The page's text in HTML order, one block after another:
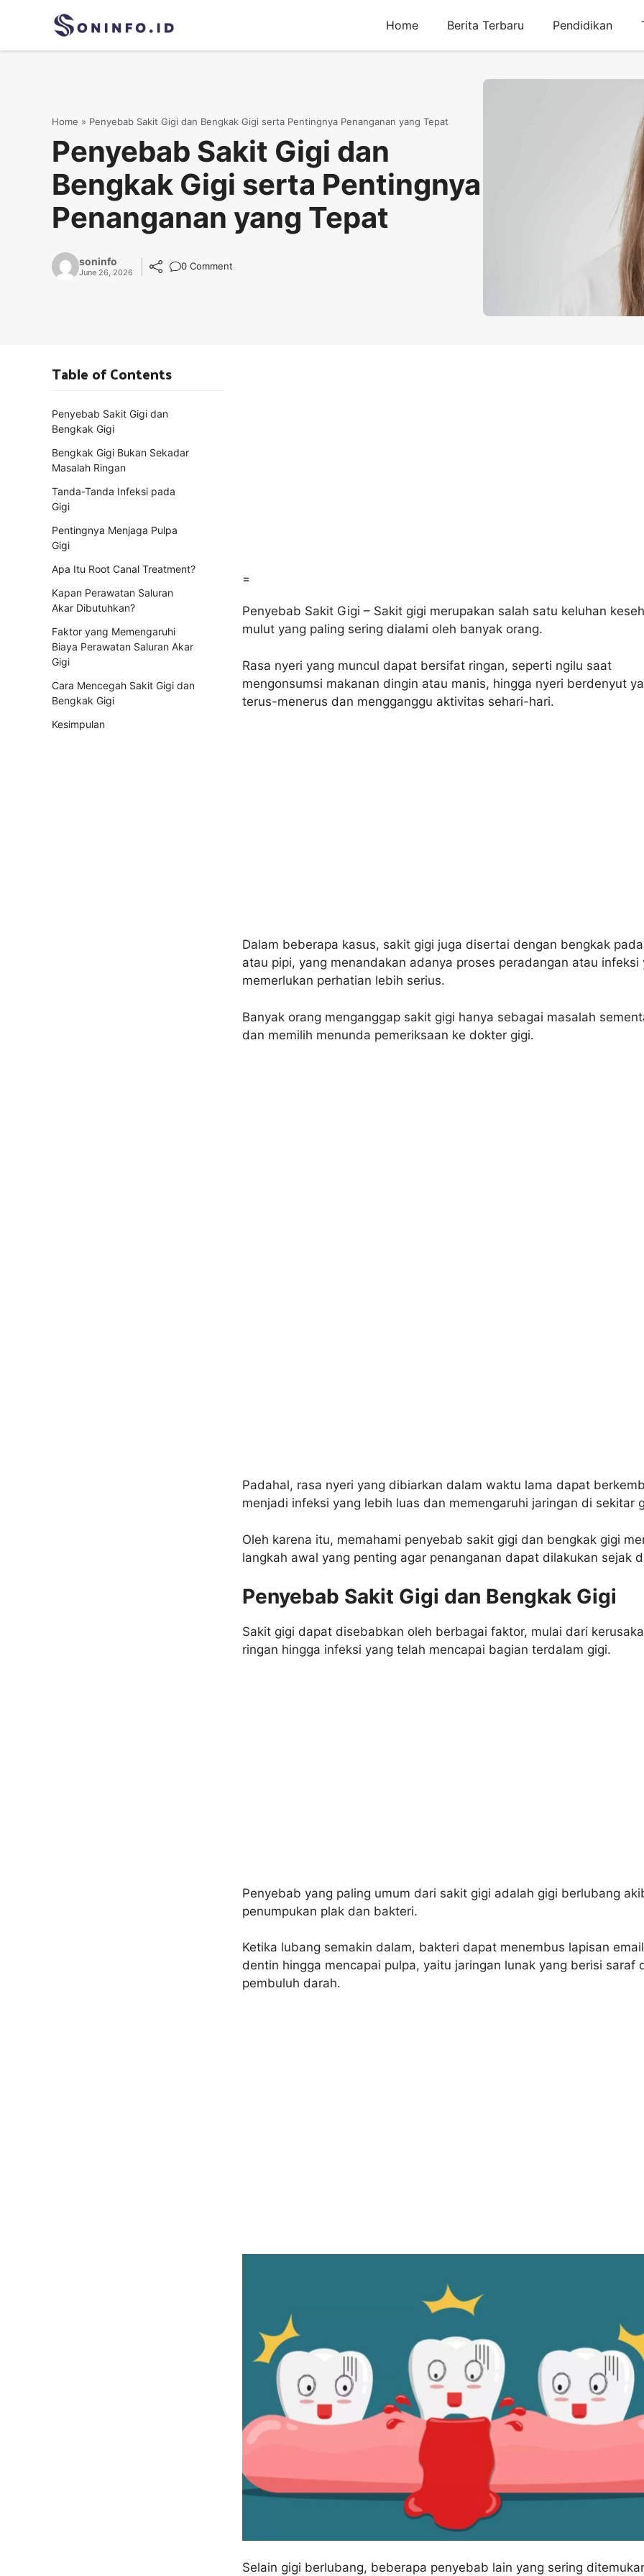
Home Berita Terbaru Pendidikan
Home » Penyebab Sakit Gigi dan Bengkak Gigi serta Pentingnya Penanganan yang Tepat
Penyebab Sakit Gigi dan
Bengkak Gigi serta Pentingnya
Penanganan yang Tepat
soninfo
June 26, 2026
0 Comment
=
Penyebab Sakit Gigi – Sakit gigi merupakan salah satu keluhan
mulut yang paling sering dialami oleh banyak orang.
Rasa nyeri yang muncul dapat bersifat ringan, seperti ngilu saat
mengonsumsi makanan dingin atau manis, hingga nyeri berdenyut
terus-menerus dan mengganggu aktivitas sehari-hari.
Dalam beberapa kasus, sakit gigi juga disertai dengan bengkak
atau pipi, yang menandakan adanya proses peradangan atau infeksi
memerlukan perhatian lebih serius.
Banyak orang menganggap sakit gigi hanya sebagai masalah
dan memilih menunda pemeriksaan ke dokter gigi.
Padahal, rasa nyeri yang dibiarkan dalam waktu lama dapat
menjadi infeksi yang lebih luas dan memengaruhi jaringan di sekitar
Oleh karena itu, memahami penyebab sakit gigi dan bengkak gigi
langkah awal yang penting agar penanganan dapat dilakukan sejak
Penyebab Sakit Gigi dan Bengkak Gigi
Sakit gigi dapat disebabkan oleh berbagai faktor, mulai dari
ringan hingga infeksi yang telah mencapai bagian terdalam gigi.
Penyebab yang paling umum dari sakit gigi adalah gigi berlubang
penumpukan plak dan bakteri.
Ketika lubang semakin dalam, bakteri dapat menembus lapisan
dentin hingga mencapai pulpa, yaitu jaringan lunak yang berisi saraf
pembuluh darah.
Selain gigi berlubang, beberapa penyebab lain yang sering
Table of Contents
Penyebab Sakit Gigi dan
Bengkak Gigi
Bengkak Gigi Bukan Sekadar
Masalah Ringan
Tanda-Tanda Infeksi pada
Gigi
Pentingnya Menjaga Pulpa
Gigi
Apa Itu Root Canal Treatment?
Kapan Perawatan Saluran
Akar Dibutuhkan?
Faktor yang Memengaruhi
Biaya Perawatan Saluran Akar
Gigi
Cara Mencegah Sakit Gigi dan
Bengkak Gigi
Kesimpulan